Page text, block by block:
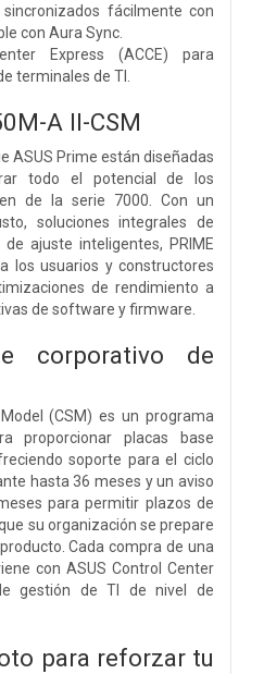
sincronizados fácilmente con
con Aura Sync.
Express (ACCE) para
terminales de TI.
A II-CSM
ASUS Prime están diseñadas
todo el potencial de los
de la serie 7000. Con un
soluciones integrales de
ajuste inteligentes, PRIME
los usuarios y constructores
de rendimiento a
de software y firmware.
corporativo de
(CSM) es un programa
proporcionar placas base
soporte para el ciclo
hasta 36 meses y un aviso
para permitir plazos de
su organización se prepare
Cada compra de una
con ASUS Control Center
gestión de TI de nivel de
para reforzar tu